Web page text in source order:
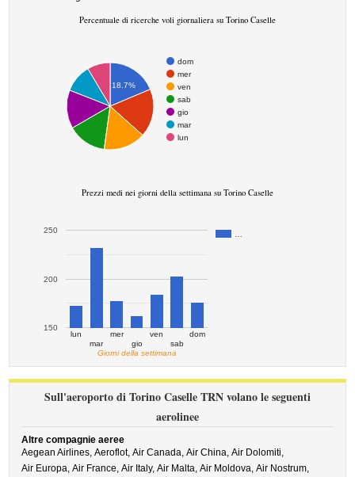
Percentuale di ricerche voli giornaliera su Torino Caselle
dom
mer
ven
sab
gio
mar
lun
18.7%
Prezzi medi nei giorni della settimana su Torino Caselle
lun
mar
mer
gio
ven
sab
dom
150
200
250
Giorni della settimana
Sull'aeroporto di Torino Caselle TRN volano le seguenti
aerolinee
Altre compagnie aeree
Aegean Airlines,Aeroflot,Air Canada,Air China,Air Dolomiti,
Air Europa,Air France,Air Italy,Air Malta,Air Moldova,Air Nostrum,